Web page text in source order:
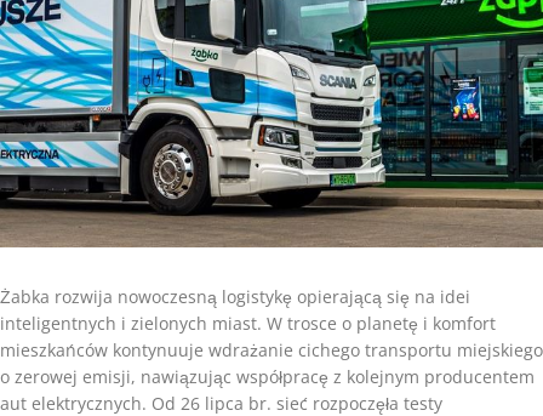
Żabka rozwija nowoczesną logistykę opierającą się na idei
inteligentnych i zielonych miast. W trosce o planetę i komfort
mieszkańców kontynuuje wdrażanie cichego transportu miejskiego
o zerowej emisji, nawiązując współpracę z kolejnym producentem
aut elektrycznych. Od 26 lipca br. sieć rozpoczęła testy